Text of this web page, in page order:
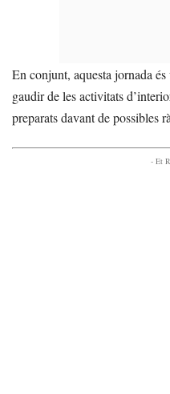
En conjunt, aquesta jornada
gaudir de les activitats
preparats davant de possibles
- Et